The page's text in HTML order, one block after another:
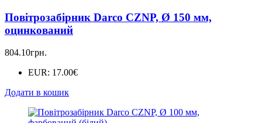
Повітрозабірник Darco CZNP, Ø 150 мм,
оцинкований
804.10грн.
EUR: 17.00€
Додати в кошик